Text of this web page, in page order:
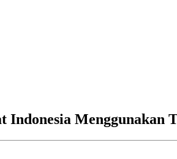
Indonesia Menggunakan